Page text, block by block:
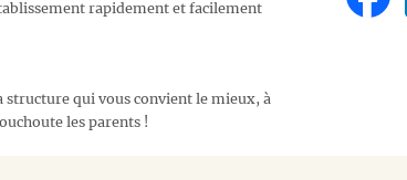
rapidement et facilement
structure qui vous convient le mieux, à
les parents !